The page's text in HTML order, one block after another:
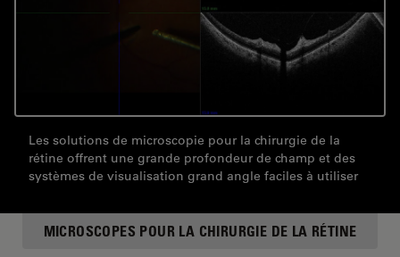
Les solutions de microscopie pour la chirurgie de la
rétine offrent une grande profondeur de champ et des
systèmes de visualisation grand angle faciles à utiliser
MICROSCOPES POUR LA CHIRURGIE DE LA RÉTINE